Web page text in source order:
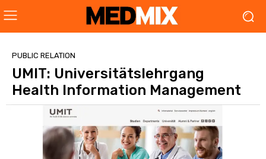
PUBLIC RELATION
UMIT: Universitätslehrgang
Health Information Management